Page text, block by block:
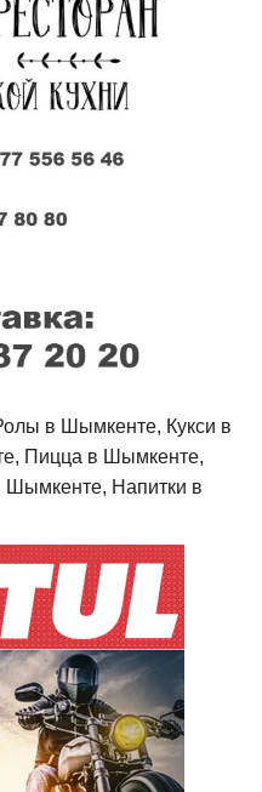
в Шымкенте, Кукси в
Пицца в Шымкенте,
Напитки в